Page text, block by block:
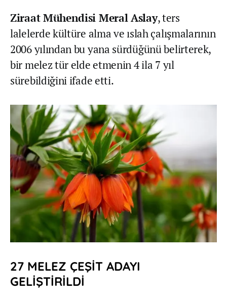
Ziraat Mühendisi Meral Aslay, ters
lalelerde kültüre alma ve ıslah çalışmalarının
2006 yılından bu yana sürdüğünü belirterek,
bir melez tür elde etmenin 4 ila 7 yıl
sürebildiğini ifade etti.
27 MELEZ ÇEŞİT ADAYI
GELİŞTİRİLDİ